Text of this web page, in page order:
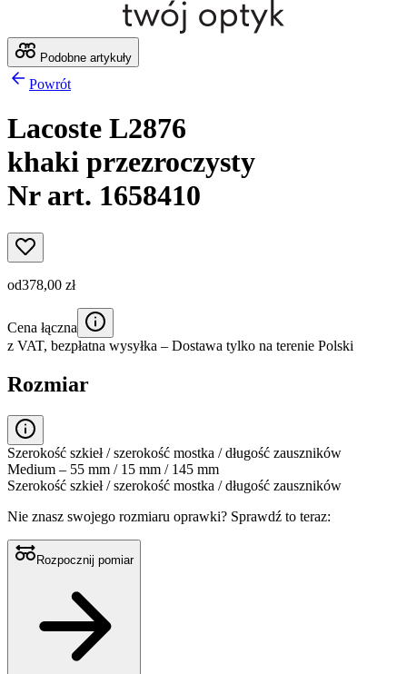
Podobne artykuły
Powrót
Lacoste L2876
khaki przezroczysty
Nr art. 1658410
od378,00 zł
Cena łączna
z VAT, bezpłatna wysyłka – Dostawa tylko na terenie Polski
Rozmiar
Szerokość szkieł / szerokość mostka / długość zauszników
Medium – 55 mm / 15 mm / 145 mm
Szerokość szkieł / szerokość mostka / długość zauszników
Nie znasz swojego rozmiaru oprawki? Sprawdź to teraz:
Rozpocznij pomiar